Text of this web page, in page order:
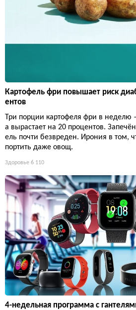
Картофель фри повышает риск
ентов
Три порции картофеля фри в неделю
а вырастает на 20 процентов.
ель почти безвреден. Ирония в том,
портить даже овощ.
Здоровье 6 110
4-недельная программа с